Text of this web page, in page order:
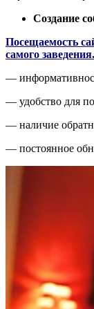
Создание
Посещаемость
самого заведения.
—
— удобство для
— наличие
— постоянное